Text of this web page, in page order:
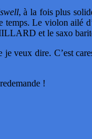
, à la fois plus
temps. Le violon
et le saxo
veux dire. C’est
!